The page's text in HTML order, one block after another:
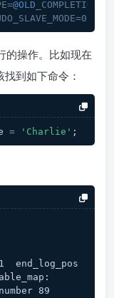
@OLD
的操作。比如现在
到如下命令：
= 'Charlie' ;
end_log_pos
89